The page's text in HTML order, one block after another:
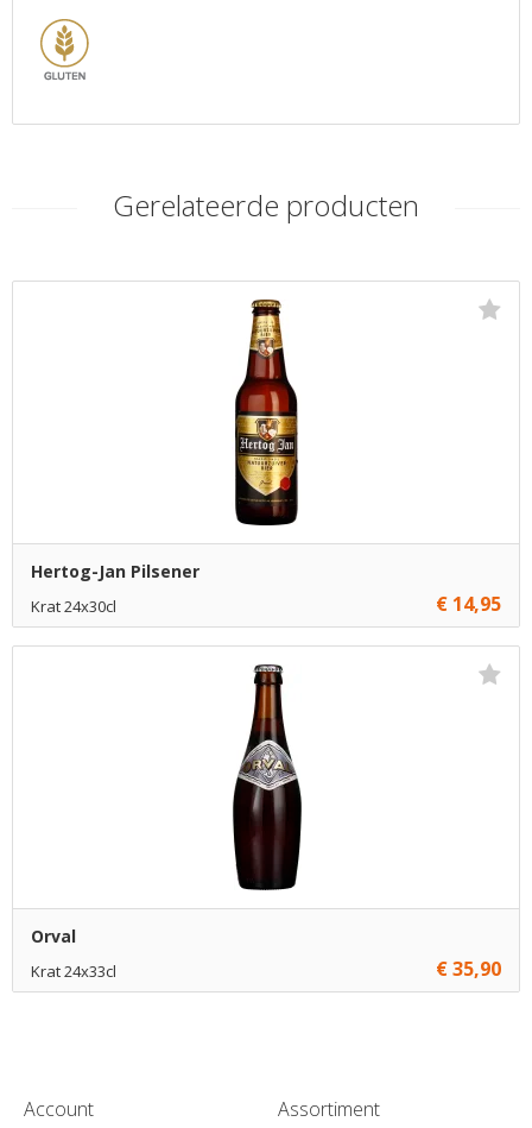
Gerelateerde producten
Hertog-Jan Pilsener
Krat 24x30cl € 14,95
Orval
Krat 24x33cl € 35,90
Account Assortiment